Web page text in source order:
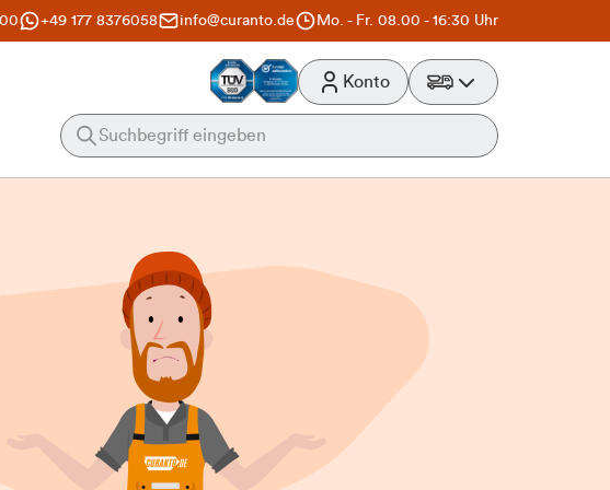
+49 177 8376058 info@curanto.de Mo. - Fr. 08.00 - 16:30 Uhr
Konto